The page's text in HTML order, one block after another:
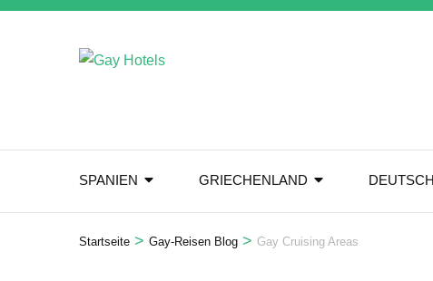
Zum
SPANIEN GRIECHENLAND
Startseite > Gay-Reisen Blog > Gay Cruising Areas